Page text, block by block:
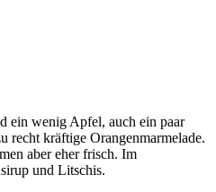
ein wenig Apfel, auch ein paar
recht kräftige Orangenmarmelade.
aber eher frisch. Im
und Litschis.